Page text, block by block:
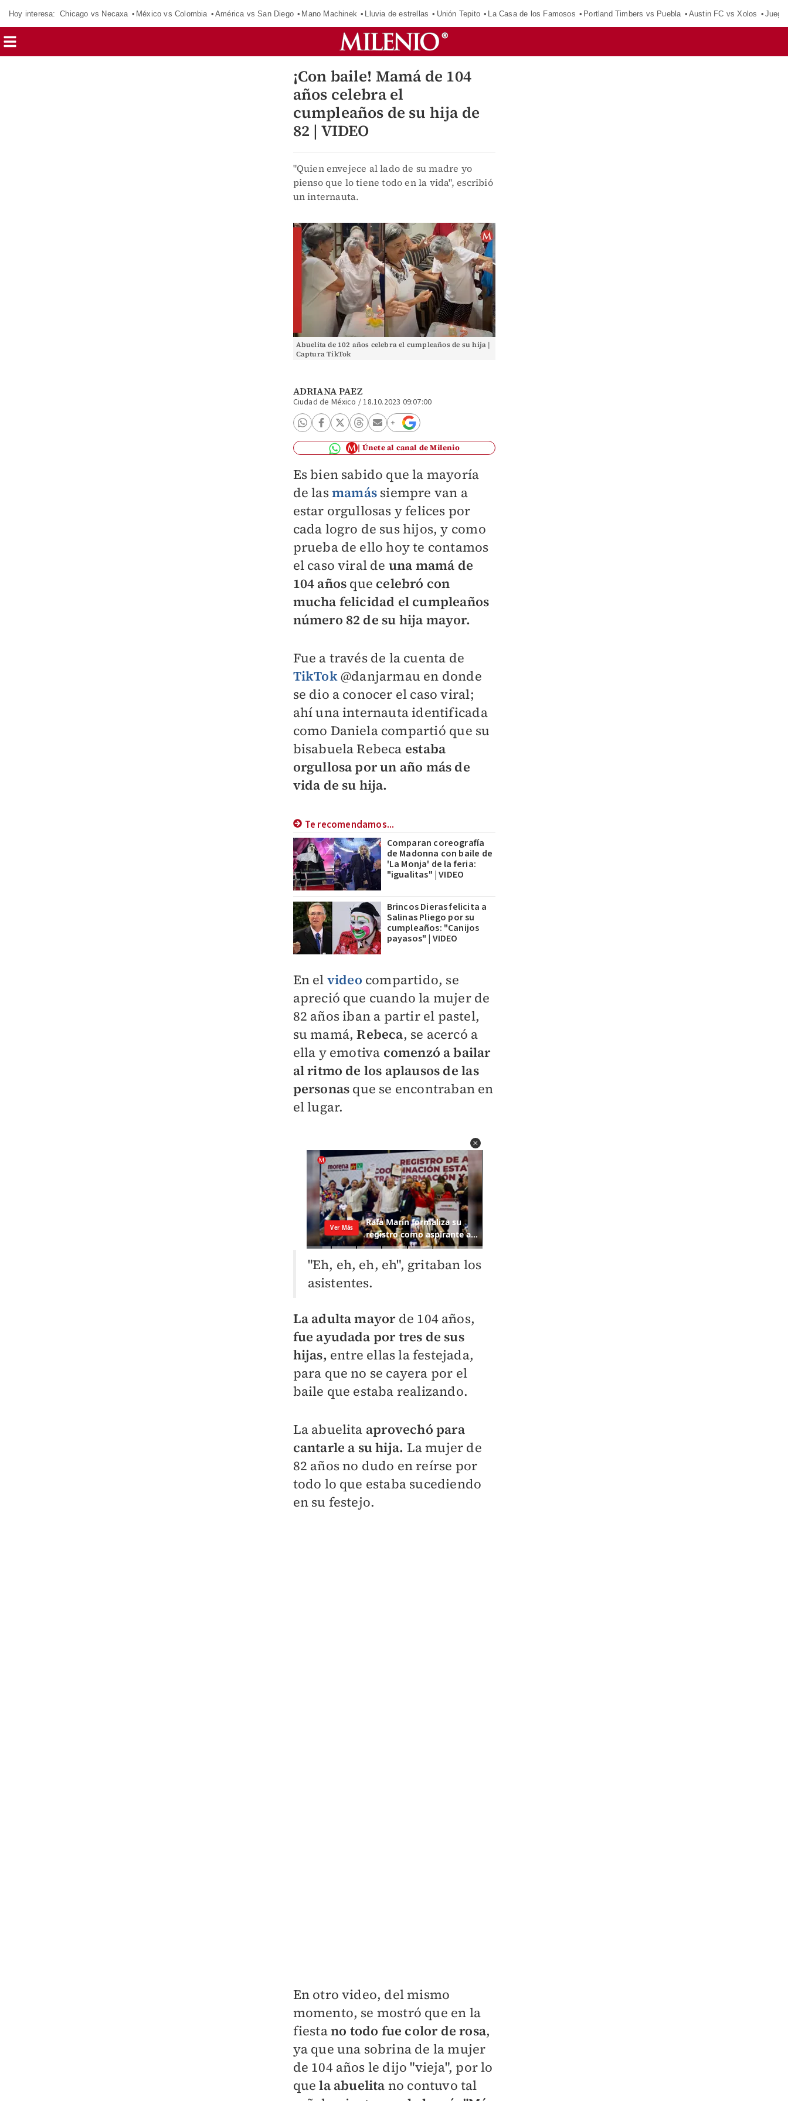
Hoy interesa: Chicago vs Necaxa México vs Colombia América vs San Diego Mano Machinek Lluvia de estrellas Unión Tepito La Casa de los Famosos Portland Timbers vs Puebla Austin FC vs Xolos
¡Con baile! Mamá de 104
años celebra el
cumpleaños de su hija de
82 | VIDEO
"Quien envejece al lado de su madre yo
pienso que lo tiene todo en la vida", escribió
un internauta.
Abuelita de 102 años celebra el cumpleaños de su hija |
Captura TikTok
ADRIANA PAEZ
Ciudad de México /18.10.2023 09:07:00
Únete al canal de Milenio
Es bien sabido que la mayoría
de lasmamássiempre van a
estar orgullosas y felices por
cada logro de sus hijos, y como
prueba de ello hoy te contamos
el caso viral de una mamá de
104 años que celebró con
mucha felicidad el cumpleaños
número 82 de su hija mayor.
Fue a través de la cuenta de
TikTok@danjarmau en donde
se dio a conocer el caso viral;
ahí una internauta identificada
como Daniela compartió que su
bisabuela Rebeca estaba
orgullosa por un año más de
vida de su hija.
Te recomendamos...
Comparan coreografía
de Madonna con baile de
'La Monja' de la feria:
"igualitas" | VIDEO
Brincos Dieras felicita a
Salinas Pliego por su
cumpleaños: "Canijos
payasos" | VIDEO
En el video compartido, se
apreció que cuando la mujer de
82 añosiban a partir el pastel,
su mamá, Rebeca, se acercó a
ella y emotiva comenzó a bailar
al ritmo de los aplausos de las
personas que se encontraban en
el lugar.
"Eh, eh, eh, eh", gritaban los
asistentes.
La adulta mayorde 104 años,
fue ayudada por tres de sus
hijas, entre ellas la festejada,
para que no se cayera por el
baile que estaba realizando.
La abuelita aprovechó para
cantarle a su hija. La mujer de
82 años no dudo en reírse por
todo lo que estaba sucediendo
en su festejo.
En otro video, del mismo
momento, se mostró que en la
fiestano todo fue color de rosa,
ya que una sobrina de la mujer
de 104 años le dijo "vieja", por lo
que la abuelita no contuvo tal